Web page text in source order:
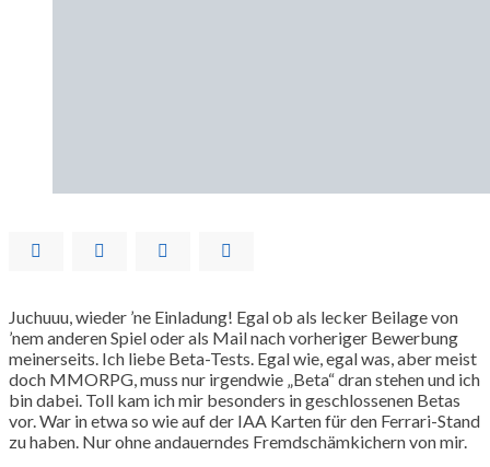
Juchuuu, wieder ’ne Einladung! Egal ob als lecker Beilage von
’nem anderen Spiel oder als Mail nach vorheriger Bewerbung
meinerseits. Ich liebe Beta-Tests. Egal wie, egal was, aber meist
doch MMORPG, muss nur irgendwie „Beta“ dran stehen und ich
bin dabei. Toll kam ich mir besonders in geschlossenen Betas
vor. War in etwa so wie auf der IAA Karten für den Ferrari-Stand
zu haben. Nur ohne andauerndes Fremdschämkichern von mir.